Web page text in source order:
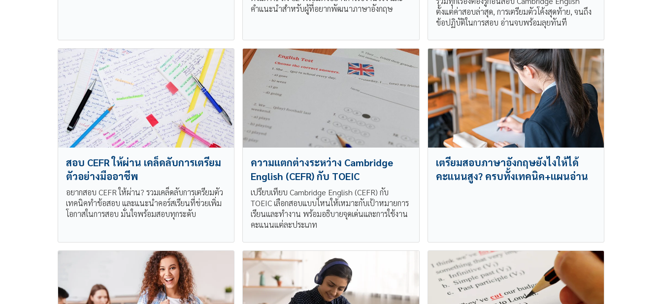
คำแนะนำสำหรับผู้ที่อยากพัฒนาภาษาอังกฤษ
ตั้งแต่ค่าสอบล่าสุด, การเตรียมตัวโค้งสุดท้าย, จนถึง
ข้อปฏิบัติในการสอบ อ่านจบพร้อมลุยทันที
สอบ CEFR ให้ผ่าน เคล็ดลับการเตรียม
ตัวอย่างมืออาชีพ
อยากสอบ CEFR ให้ผ่าน? รวมเคล็ดลับการเตรียมตัว
เทคนิคทำข้อสอบ และแนะนำคอร์สเรียนที่ช่วยเพิ่ม
โอกาสในการสอบ มั่นใจพร้อมสอบทุกระดับ
ความแตกต่างระหว่าง Cambridge
English (CEFR) กับ TOEIC
เปรียบเทียบ Cambridge English (CEFR) กับ
TOEIC เลือกสอบแบบไหนให้เหมาะกับเป้าหมายการ
เรียนและทำงาน พร้อมอธิบายจุดเด่นและการใช้งาน
คะแนนแต่ละประเภท
เตรียมสอบภาษาอังกฤษยังไงให้ได้
คะแนนสูง? ครบทั้งเทคนิค+แผนอ่าน